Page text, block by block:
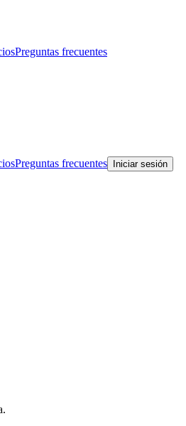
Preguntas frecuentes
Preguntas frecuentes Iniciar sesión